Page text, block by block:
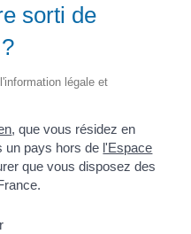
sorti de
légale et
, que vous résidez en
un pays hors de l'Espace
que vous disposez des